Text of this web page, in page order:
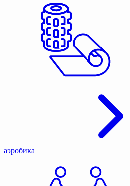
аэробика